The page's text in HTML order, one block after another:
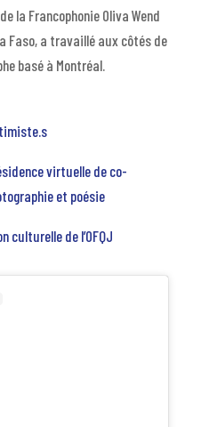
la Francophonie Oliva Wend
Faso, a travaillé aux côtés de
basé à Montréal.
virtuelle de co-
et poésie
culturelle de l’OFQJ